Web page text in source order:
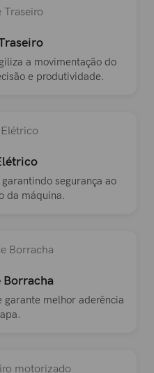
a movimentação do
e produtividade.
segurança ao
da máquina.
Borracha
melhor aderência